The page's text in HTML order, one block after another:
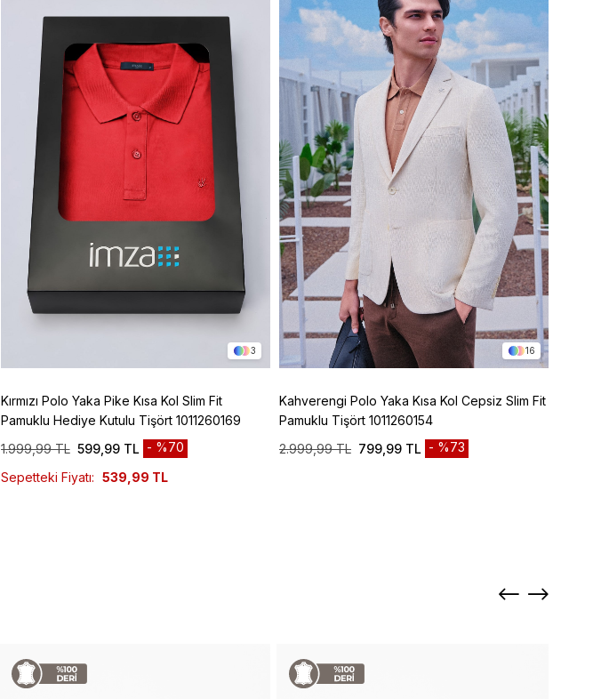
3
Kırmızı Polo Yaka Pike Kısa Kol Slim Fit
Pamuklu Hediye Kutulu Tişört 1011260169
1.999,99 TL 599,99 TL
%70
Sepetteki Fiyatı: 539,99 TL
16
Kahverengi Polo Yaka Kısa Kol Cepsiz Slim Fit
Pamuklu Tişört 1011260154
2.999,99 TL 799,99 TL %73